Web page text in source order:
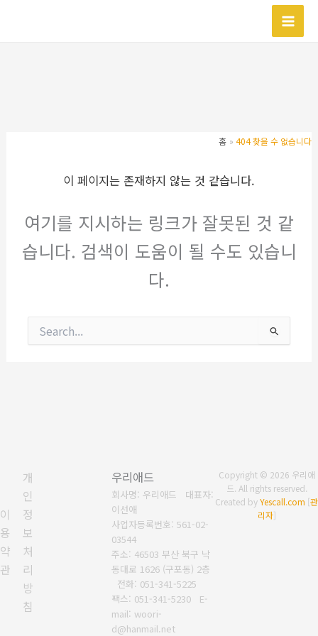
홈 404 찾을 수 없습니다
이 페이지는 존재하지 않는 것 같습니다.
여기를 지시하는 링크가 잘못된 것 같
습니다. 검색이 도움이 될 수도 있습니
다.
이
용
약
관
개
인
정
보
처
리
방
침
우리애드
회사명: 우리애드 대표자:
이선애
사업자등록번호:561-02-
03544
주소: 46503 부산 북구 낙
동대로 1626 (구포동) 2층
전화: 051-341-5225
팩스: 051-341-5230 E-
mail: woori-
d@hanmail.net
Copyright © 2026 우리애
드. All rights reserved.
Created byYescall.com [관
리자]